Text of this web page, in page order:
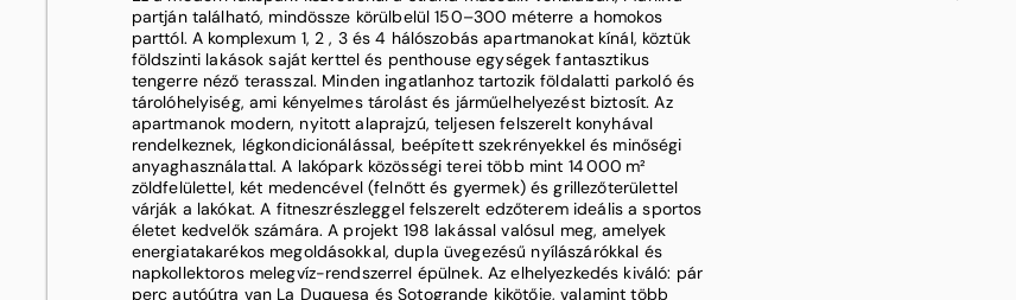
partján található, mindössze körülbelül 150–300 méterre a homokos
parttól. A komplexum 1, 2 , 3 és 4 hálószobás apartmanokat kínál, köztük
földszinti lakások saját kerttel és penthouse egységek fantasztikus
tengerre néző terasszal. Minden ingatlanhoz tartozik földalatti parkoló és
tárolóhelyiség, ami kényelmes tárolást és járműelhelyezést biztosít. Az
apartmanok modern, nyitott alaprajzú, teljesen felszerelt konyhával
rendelkeznek, légkondicionálással, beépített szekrényekkel és minőségi
anyaghasználattal. A lakópark közösségi terei több mint 14 000 m²
zöldfelülettel, két medencével (felnőtt és gyermek) és grillezőterülettel
várják a lakókat. A fitneszrészleggel felszerelt edzőterem ideális a sportos
életet kedvelők számára. A projekt 198 lakással valósul meg, amelyek
energiatakarékos megoldásokkal, dupla üvegezésű nyílászárókkal és
napkollektoros melegvíz-rendszerrel épülnek. Az elhelyezkedés kiváló: pár
perc autóútra van La Duquesa és Sotogrande kikötője, valamint több